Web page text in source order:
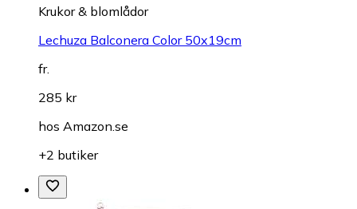
Krukor & blomlådor
Lechuza Balconera Color 50x19cm
fr.
285 kr
hos Amazon.se
+2 butiker